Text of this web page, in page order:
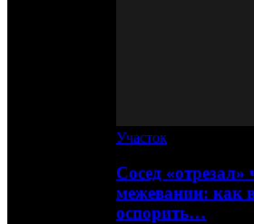
Участок
Сосед «отрезал»
межевании: как
оспорить…